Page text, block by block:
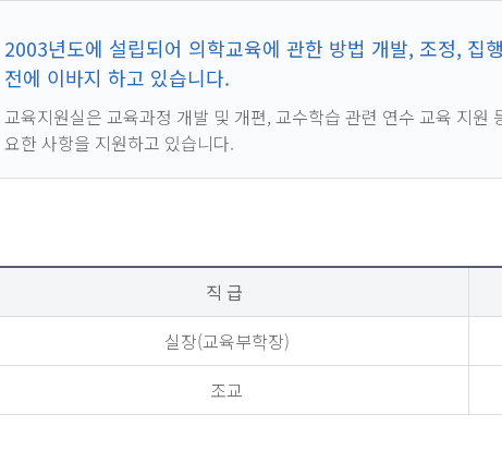
2003년도에 설립되어 의학교육에 관한 방법 개발, 조정, 집
전에 이바지 하고 있습니다.
교육지원실은 교육과정 개발 및 개편, 교수학습 관련 연수 교육 지원
요한 사항을 지원하고 있습니다.
직 급
실장(교육부학장)
조교